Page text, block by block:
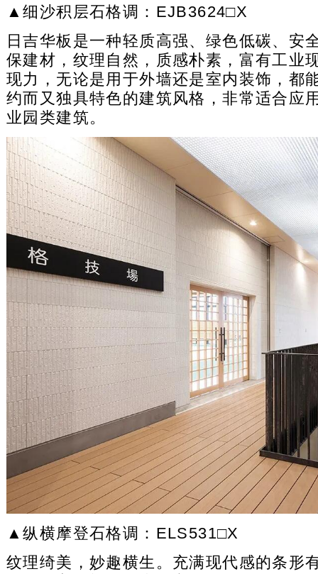
▲细沙积层石格调：EJB3624□X
日吉华板是一种轻质高强、绿色低碳、安
保建材，纹理自然，质感朴素，富有工业
现力，无论是用于外墙还是室内装饰，都
约而又独具特色的建筑风格，非常适合应
业园类建筑。
▲纵横摩登石格调：ELS531□X
纹理绮美，妙趣横生。充满现代感的条形